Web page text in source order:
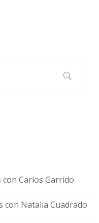
con Carlos Garrido
con Natalia Cuadrado